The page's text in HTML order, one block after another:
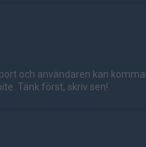
och användaren kan
Tänk först, skriv sen!